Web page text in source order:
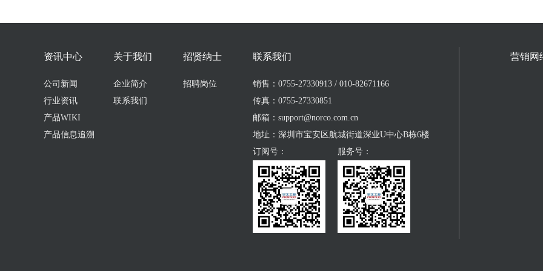
资讯中心
公司新闻
行业资讯
产品WIKI
产品信息追溯
关于我们
企业简介
联系我们
招贤纳士
招聘岗位
联系我们
销售：0755-27330913 / 010-82671166
传真：0755-27330851
邮箱：support@norco.com.cn
地址：深圳市宝安区航城街道深业U中心B栋6楼
订阅号：
服务号：
营销网